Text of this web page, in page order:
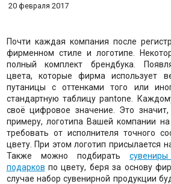
20 февраля 2017
Почти каждая компания после
фирменном стиле и логотипе.
полный комплект брендбука.
цвета, которые фирма использует
путаницы с оттенками того или
стандартную таблицу pantone.
своё цифровое значение. Это
примеру, логотипа Вашей компании
требовать от исполнителя точного
цвету. При этом логотип присылается
Также можно подбирать
подарков по цвету, беря за основу
случае набор сувенирной продукции